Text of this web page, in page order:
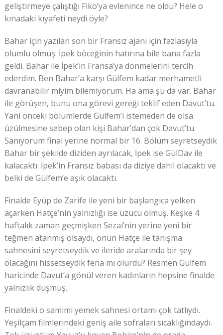
geliştirmeye çalıştığı Fiko’ya evlenince ne oldu? Hele o
kınadaki kıyafeti neydi öyle?
Bahar için yazılan son bir Fransız ajanı için fazlasıyla
olumlu olmuş. İpek böceğinin hatırına bile bana fazla
geldi. Bahar ile İpek’in Fransa’ya dönmelerini tercih
ederdim. Ben Bahar’a karşı Gülfem kadar merhametli
davranabilir miyim bilemiyorum. Ha ama şu da var. Bahar
ile görüşen, bunu ona görevi gereği teklif eden Davut’tu.
Yani önceki bölümlerde Gülfem’i istemeden de olsa
üzülmesine sebep olan kişi Bahar’dan çok Davut’tu.
Sanıyorum final yerine normal bir 16. Bölüm seyretseydik
Bahar bir şekilde diziden ayrılacak, İpek ise GülDav ile
kalacaktı. İpek’in Fransız babası da diziye dahil olacaktı ve
belki de Gülfem’e aşık olacaktı.
Finalde Eyüp de Zarife ile yeni bir başlangıca yelken
açarken Hatçe’nin yalnızlığı ise üzücü olmuş. Keşke 4
haftalık zaman geçmişken Sezai’nin yerine yeni bir
teğmen atanmış olsaydı, onun Hatçe ile tanışma
sahnesini seyretseydik ve ileride aralarında bir şey
olacağını hissetseydik fena mı olurdu? Resmen Gülfem
haricinde Davut’a gönül veren kadınların hepsine finalde
yalnızlık düşmüş.
Finaldeki o samimi yemek sahnesi ortamı çok tatlıydı.
Yeşilçam filmlerindeki geniş aile sofraları sıcaklığındaydı.